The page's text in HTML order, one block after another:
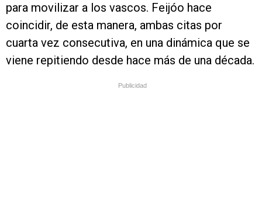
para movilizar a los vascos. Feijóo hace
coincidir, de esta manera, ambas citas por
cuarta vez consecutiva, en una dinámica que se
viene repitiendo desde hace más de una década.
Publicidad